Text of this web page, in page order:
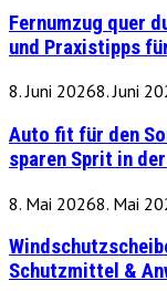
Fernumzug quer
und Praxistipps
8. Juni 20268. Juni
Auto fit für den
sparen Sprit in
8. Mai 20268. Mai
Schutzmittel &